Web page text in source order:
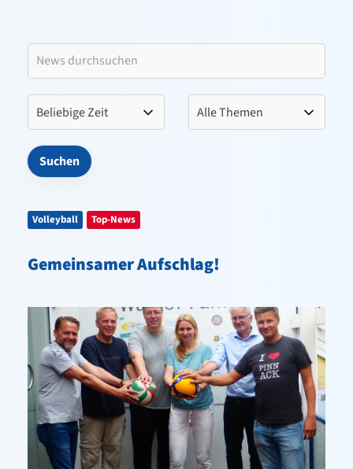
Volleyball Top-News
Gemeinsamer Aufschlag!
Sportangebote
Kontakt